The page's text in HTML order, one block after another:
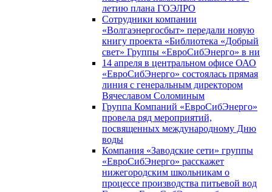
летию плана ГОЭЛРО
Сотрудники компании
«Волгаэнергосбыт» передали новую
книгу проекта «Библиотека «Добрый
свет» Группы «ЕвроСибЭнерго» в ни
14 апреля в центральном офисе ОАО
«ЕвроСибЭнерго» состоялась прямая
линия с генеральным директором
Вячеславом Соломиным
Группа Компаний «ЕвроСибЭнерго»
провела ряд мероприятий,
посвященных международному Дню
воды
Компания «Заводские сети» группы
«ЕвроСибЭнерго» расскажет
нижегородским школьникам о
процессе производства питьевой вод